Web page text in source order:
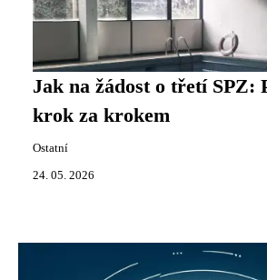
Jak na žádost o třetí SPZ:
krok za krokem
Ostatní
24. 05. 2026